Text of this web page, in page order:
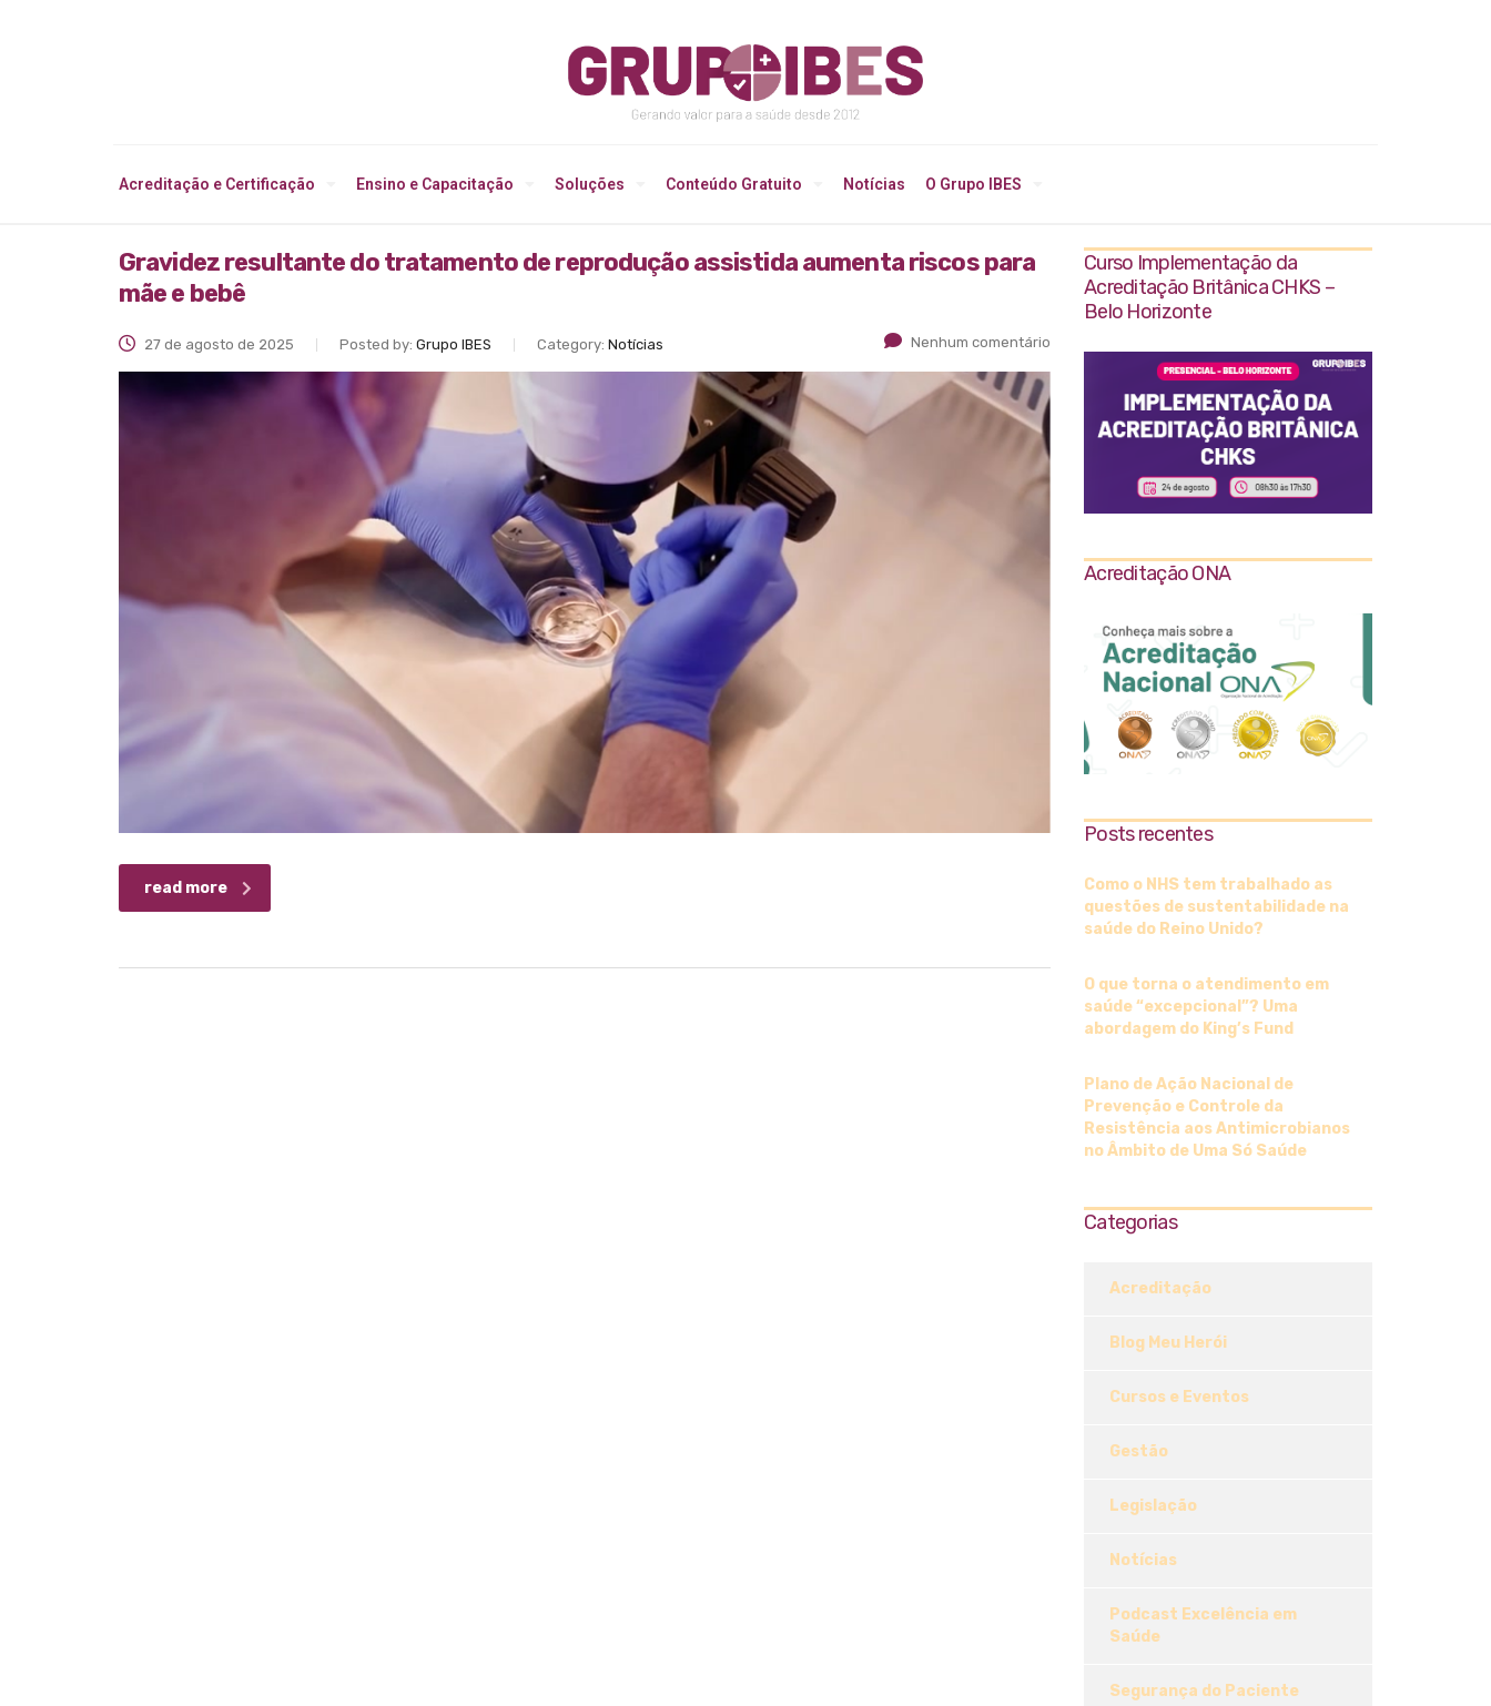
Acreditação e Certificação Ensino e Capacitação Soluções Conteúdo Gratuito Notícias O Grupo IBES
Gravidez resultante do tratamento de reprodução assistida aumenta riscos para
mãe e bebê
27 de agosto de 2025 Posted by: Grupo IBES Category: Notícias Nenhum comentário
read more
Curso Implementação da
Acreditação Britânica CHKS –
Belo Horizonte
Acreditação ONA
Posts recentes
Como o NHS tem trabalhado as
questões de sustentabilidade na
saúde do Reino Unido?
O que torna o atendimento em
saúde “excepcional”? Uma
abordagem do King’s Fund
Plano de Ação Nacional de
Prevenção e Controle da
Resistência aos Antimicrobianos
no Âmbito de Uma Só Saúde
Categorias
Acreditação
Blog Meu Herói
Cursos e Eventos
Gestão
Legislação
Notícias
Podcast Excelência em
Saúde
Segurança do Paciente